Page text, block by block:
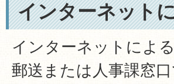
インターネット
インターネットによ
郵送または人事課窓